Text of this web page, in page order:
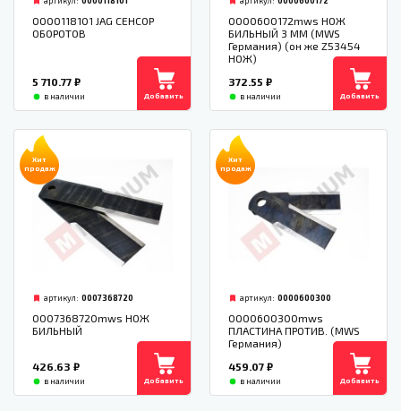
0000118101 JAG СЕНСОР
ОБОРОТОВ
5 710.77 ₽
в наличии Добавить
0000600172mws НОЖ
БИЛЬНЫЙ 3 ММ (MWS
Германия) (он же Z53454
НОЖ)
372.55 ₽
в наличии Добавить
Хит
продаж
артикул: 0007368720
0007368720mws НОЖ
БИЛЬНЫЙ
426.63 ₽
в наличии Добавить
Хит
продаж
артикул: 0000600300
0000600300mws
ПЛАСТИНА ПРОТИВ. (MWS
Германия)
459.07 ₽
в наличии Добавить